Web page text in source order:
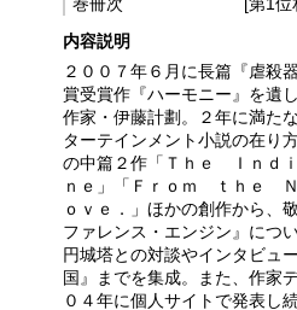
[第1
内容説明
２００７年６月に長篇『虐殺
賞受賞作『ハーモニー』を遺
作家・伊藤計劃。２年に満た
ターテインメント小説の在り
の中篇２作「Ｔｈｅ Ｉｎｄ
ｎｅ」「Ｆｒｏｍ ｔｈｅ
ｏｖｅ．」ほかの創作から、
ファレンス・エンジン』につ
円城塔との対談やインタビュ
国』までを集成。また、作家
０４年に個人サイトで発表し